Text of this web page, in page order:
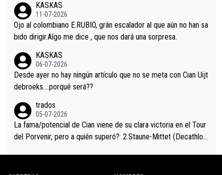
i sin pedalear, luego está el saludo con Evenepoel dándose la
mano de una manera muy fraternal, más allá de los típicos toqu
es en el hombro con que saludaba a Vingegard. Ahí hubo una in
eta, a ver si por querer poner a Del Toro con calzador en posi
ción de podio UAE y Pojacar se van complicar el tour.
KASKAS
11-07-2026
Ojo al colombiano E.RUBIO, grán escalador al que aún no han sa
bido dirigir.Algo me dice , que nos dará una sorpresa.
KASKAS
06-07-2026
Desde ayer no hay ningún artículo que no se meta con Cian Uijt
debroeks….porqué será??
trados
05-07-2026
La fama/potencial de Cian viene de su clara victoria en el Tour
del Porvenir, pero a quién superó?: 2.Staune-Mittet (Decathlon,
8.Lenny Martinez (Bahrein), 9. Van Belle (Visma), 10. Vacek (Li